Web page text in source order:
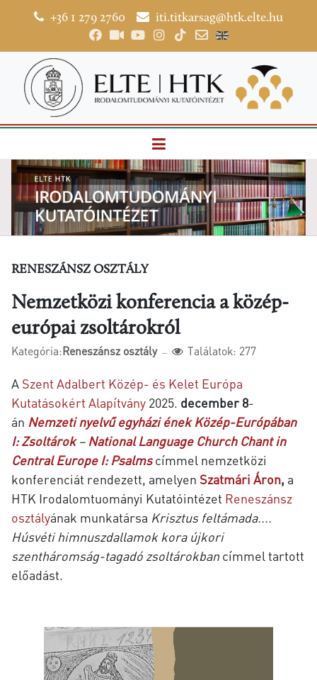
+36 1 279 2760 iti.titkarsag@htk.elte.hu
RENESZÁNSZ OSZTÁLY
Nemzetközi konferencia a közép-
európai zsoltárokról
Kategória:Reneszánsz osztály Találatok: 277
A Szent Adalbert Közép- és Kelet Európa
Kutatásokért Alapítvány2025. december 8-
án Nemzeti nyelvű egyházi ének Közép-Európában
I: Zsoltárok– National Language Church Chant in
Central Europe I: Psalmscímmel nemzetközi
konferenciát rendezett, amelyen Szatmári Áron, a
HTK Irodalomtuományi Kutatóintézet Reneszánsz
osztályának munkatársa Krisztus feltámada....
Húsvéti himnuszdallamok kora újkori
szentháromság-tagadó zsoltárokbancímmel tartott
előadást.